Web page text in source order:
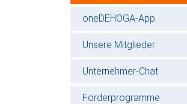
oneDEHOGA-App
Unsere Mitglieder
Unternehmer-Chat
Förderprogramme